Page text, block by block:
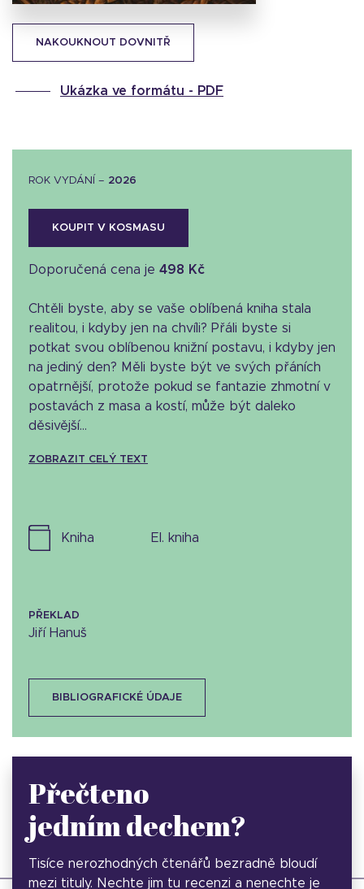
NAKOUKNOUT DOVNITŘ
Ukázka ve formátu - PDF
ROK VYDÁNÍ – 2026
KOUPIT V KOSMASU
Doporučená cena je 498 Kč
Chtěli byste, aby se vaše oblíbená kniha stala
realitou, i kdyby jen na chvíli? Přáli byste si
potkat svou oblíbenou knižní postavu, i kdyby jen
na jediný den? Měli byste být ve svých přáních
opatrnější, protože pokud se fantazie zhmotní v
postavách z masa a kostí, může být daleko
děsivější...
ZOBRAZIT CELÝ TEXT
kniha el. kniha
PŘEKLAD
Jiří Hanuš
BIBLIOGRAFICKÉ ÚDAJE
Přečteno
jedním dechem?
Tisíce nerozhodných čtenářů bezradně bloudí
mezi tituly. Nechte jim tu recenzi a nenechte je